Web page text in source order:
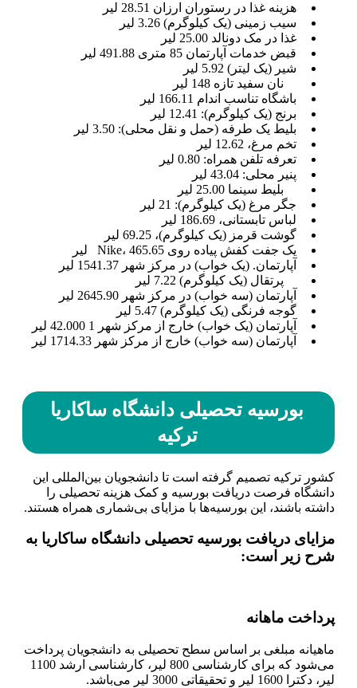
هزینه غذا در رستوران ارزان 28.51 لیر
سیب زمینی (یک کیلوگرم) 3.26 لیر
غذا در مک دونالد 25.00 لیر
قبض خدمات آپارتمان 85 متری 491.88 لیر
شیر (یک لیتر) 5.92 لیر
نان سفید تازه 148 لیر
باشگاه تناسب اندام 166.11 لیر
برنج (یک کیلوگرم): 12.41 لیر
بلیط یک طرفه (حمل و نقل محلی): 3.50 لیر
تخم مرغ، 12.62 لیر
تعرفه تلفن همراه: 0.80 لیر
پنیر محلی: 43.04 لیر
بلیط سینما 25.00 لیر
جگر مرغ (یک کیلوگرم): 21 لیر
لباس تابستانی، 186.69 لیر
گوشت قرمز (یک کیلوگرم)، 69.25 لیر
یک جفت کفش پیاده روی Nike، 465.65 لیر
آپارتمان. (یک خواب) در مرکز شهر 1541.37 لیر
پرتقال (یک کیلوگرم) 7.22 لیر
آپارتمان (سه خواب) در مرکز شهر 2645.90 لیر
گوجه فرنگی (یک کیلوگرم) 5.47 لیر
آپارتمان (یک خواب) خارج از مرکز شهر 1 42.000 لیر
آپارتمان (سه خواب) خارج از مرکز شهر 1714.33 لیر
بورسیه تحصیلی دانشگاه ساکاریا
ترکیه
کشور ترکیه تصمیم گرفته است تا دانشجویان بین‌المللی این
دانشگاه فرصت دریافت بورسیه و کمک هزینه تحصیلی را
داشته باشند، این بورسیه‌ها با مزایای بی‌شماری همراه هستند.
مزایای دریافت بورسیه تحصیلی دانشگاه ساکاریا به
شرح زیر است:
پرداخت ماهانه
ماهیانه مبلغی بر اساس سطح تحصیلی به دانشجویان پرداخت
می‌شود که برای کارشناسی 800 لیر، کارشناسی ارشد 1100
لیر، دکترا 1600 لیر و تحقیقاتی 3000 لیر می‌باشد.